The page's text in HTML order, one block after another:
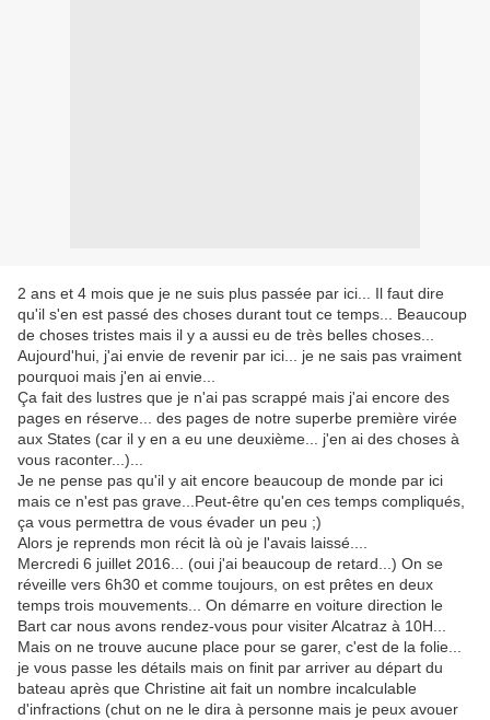
2 ans et 4 mois que je ne suis plus passée par ici... Il faut dire
qu'il s'en est passé des choses durant tout ce temps... Beaucoup
de choses tristes mais il y a aussi eu de très belles choses...
Aujourd'hui, j'ai envie de revenir par ici... je ne sais pas vraiment
pourquoi mais j'en ai envie...
Ça fait des lustres que je n'ai pas scrappé mais j'ai encore des
pages en réserve... des pages de notre superbe première virée
aux States (car il y en a eu une deuxième... j'en ai des choses à
vous raconter...)...
Je ne pense pas qu'il y ait encore beaucoup de monde par ici
mais ce n'est pas grave...Peut-être qu'en ces temps compliqués,
ça vous permettra de vous évader un peu ;)
Alors je reprends mon récit là où je l'avais laissé....
Mercredi 6 juillet 2016... (oui j'ai beaucoup de retard...) On se
réveille vers 6h30 et comme toujours, on est prêtes en deux
temps trois mouvements... On démarre en voiture direction le
Bart car nous avons rendez-vous pour visiter Alcatraz à 10H...
Mais on ne trouve aucune place pour se garer, c'est de la folie...
je vous passe les détails mais on finit par arriver au départ du
bateau après que Christine ait fait un nombre incalculable
d'infractions (chut on ne le dira à personne mais je peux avouer